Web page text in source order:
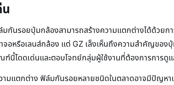
นรอยปุ่มกล้องสามารถสร้างความแตกต่างได้ด้วยก
รือเลนส์กล้อง แต่ GZ เล็งเห็นถึงความสำคัญของ
นี้โดดเด่นและตอบโจทย์กลุ่มผู้ใช้งานที่ต้องการการดู
แตกต่าง ฟิล์มกันรอยหลายชนิดในตลาดอาจมีปัญหา